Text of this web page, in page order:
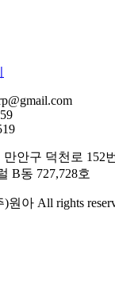
안구 덕천로 152
B동 727,728호
아 All rights